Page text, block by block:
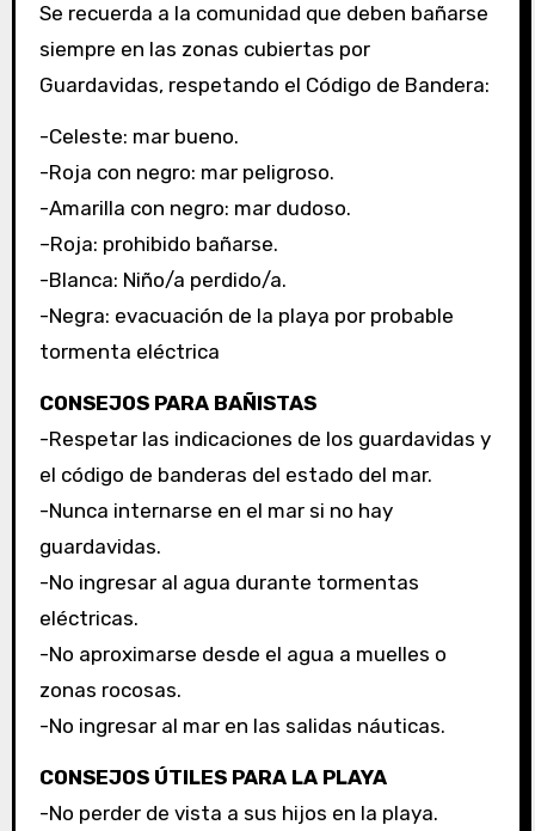
Se recuerda a la comunidad que deben bañarse
siempre en las zonas cubiertas por
Guardavidas, respetando el Código de Bandera:
-Celeste: mar bueno.
-Roja con negro: mar peligroso.
-Amarilla con negro: mar dudoso.
–Roja: prohibido bañarse.
-Blanca: Niño/a perdido/a.
-Negra: evacuación de la playa por probable
tormenta eléctrica
CONSEJOS PARA BAÑISTAS
-Respetar las indicaciones de los guardavidas y
el código de banderas del estado del mar.
-Nunca internarse en el mar si no hay
guardavidas.
-No ingresar al agua durante tormentas
eléctricas.
-No aproximarse desde el agua a muelles o
zonas rocosas.
-No ingresar al mar en las salidas náuticas.
CONSEJOS ÚTILES PARA LA PLAYA
-No perder de vista a sus hijos en la playa.